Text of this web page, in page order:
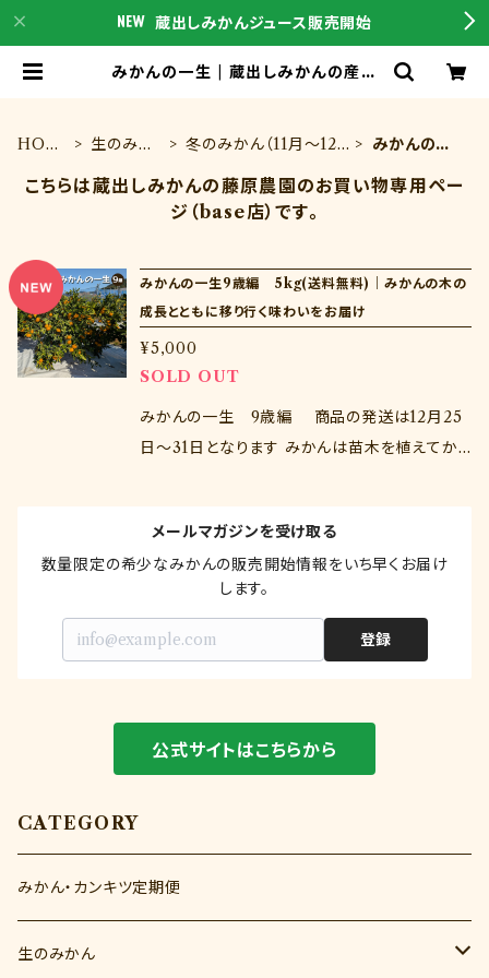
蔵出しみかんジュース販売開始
みかんの一生 | 蔵出しみかんの産地
HOM
生のみか
冬のみかん（11月～12
みかんの一
こちらは蔵出しみかんの藤原農園のお買い物専用ペー
ジ（base店）です。
みかんの一生9歳編 5kg(送料無料)｜みかんの木の
成長とともに移り行く味わいをお届け
¥5,000
SOLD OUT
みかんの一生 9歳編 商品の発送は12月25
日～31日となります みかんは苗木を植えてか
50年ぐらいまで実をつけ続けます。そして年数を
重ねるごとに味わいにコクが生まれていきます。
移り行くみかんの味わいを毎年の栽培の風景と
ともに楽しんでもらいたい。そんな想いで生まれ
たのがこの、「みかんの一生」です。 1年間のみか
ださい♪ 【みかん日記はこちら】 https://kurad
ashimikan.com/blog_category/kuradas
メールマガジンを受け取る
数量限定の希少なみかんの販売開始情報をいち早くお届け
します。
登録
公式サイトはこちらから
CATEGORY
みかん・カンキツ定期便
生のみかん